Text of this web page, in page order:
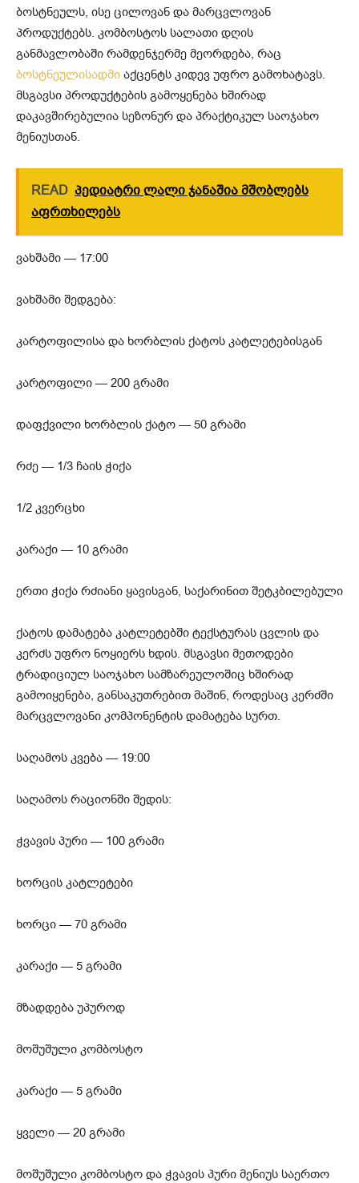
ბოსტნეულს, ისე ცილოვან და მარცვლოვან
პროდუქტებს. კომბოსტოს სალათი დღის
განმავლობაში რამდენჯერმე მეორდება, რაც
ბოსტნეულისადმი აქცენტს კიდევ უფრო გამოხატავს.
მსგავსი პროდუქტების გამოყენება ხშირად
დაკავშირებულია სეზონურ და პრაქტიკულ საოჯახო
მენიუსთან.
READ პედიატრი ლალი ჯანაშია მშობლებს
აფრთხილებს
ვახშამი — 17:00
ვახშამი შედგება:
კარტოფილისა და ხორბლის ქატოს კატლეტებისგან
კარტოფილი — 200 გრამი
დაფქვილი ხორბლის ქატო — 50 გრამი
რძე — 1/3 ჩაის ჭიქა
1/2 კვერცხი
კარაქი — 10 გრამი
ერთი ჭიქა რძიანი ყავისგან, საქარინით შეტკბილებული
ქატოს დამატება კატლეტებში ტექსტურას ცვლის და
კერძს უფრო ნოყიერს ხდის. მსგავსი მეთოდები
ტრადიციულ საოჯახო სამზარეულოშიც ხშირად
გამოიყენება, განსაკუთრებით მაშინ, როდესაც კერძში
მარცვლოვანი კომპონენტის დამატება სურთ.
საღამოს კვება — 19:00
საღამოს რაციონში შედის:
ჭვავის პური — 100 გრამი
ხორცის კატლეტები
ხორცი — 70 გრამი
კარაქი — 5 გრამი
მზადდება უპუროდ
მოშუშული კომბოსტო
კარაქი — 5 გრამი
ყველი — 20 გრამი
მოშუშული კომბოსტო და ჭვავის პური მენიუს საერთო